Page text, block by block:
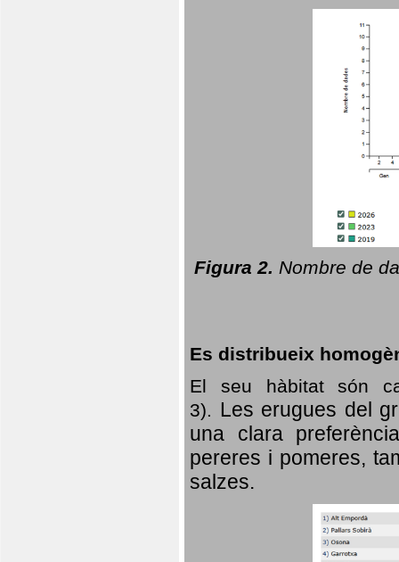
Figura 2. Nombre de
Es distribueix
El seu hàbitat són
3). Les erugues del
una clara
pereres i pomeres,
salzes.